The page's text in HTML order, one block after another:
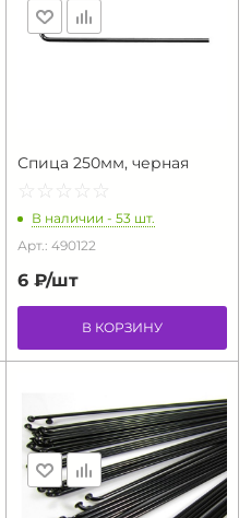
Спица 250мм, черная
☆ ☆ ☆ ☆ ☆
★ ★ ★ ★ ★
В наличии - 53 шт.
Арт.: 490122
6 ₽/шт
В КОРЗИНУ